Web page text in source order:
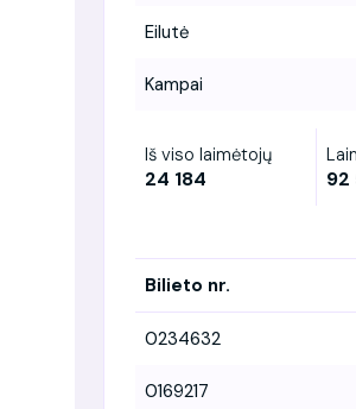
Eilutė
Kampai
Iš viso laimėtojų
24 184
Bilieto nr.
0234632
0169217